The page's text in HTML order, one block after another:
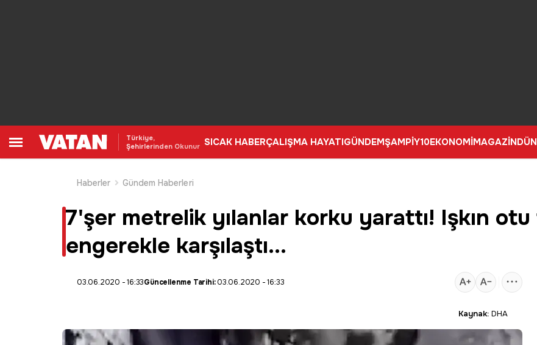
Türkiye,
Şehirlerinden Okunur SICAK HABERÇALIŞMA HAYATIGÜNDEMŞAMPİY10EKONOMİMAGAZİN
Haberler
Gündem Haberleri
7'şer metrelik yılanlar korku yarattı! Işkın
engerekle karşılaştı...
03.06.2020 - 16:33Güncellenme Tarihi:03.06.2020 - 16:33
Kaynak: DHA